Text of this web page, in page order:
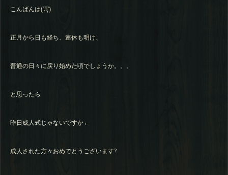
こんばんは('Д')
正月から日も経ち、連休も明け、
普通の日々に戻り始めた頃でしょうか。。。
と思ったら
昨日成人式じゃないですか←
成人された方々おめでとうございます?